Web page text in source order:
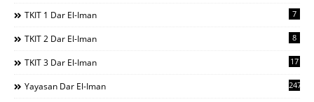
TKIT 1 Dar El-Iman 7
TKIT 2 Dar El-Iman 8
TKIT 3 Dar El-Iman 17
Yayasan Dar El-Iman 247